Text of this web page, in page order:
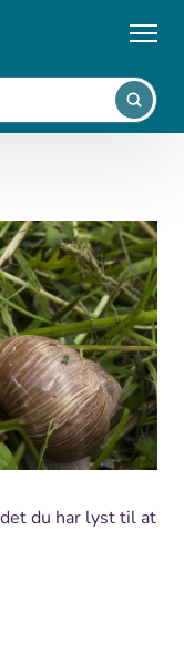
du har lyst til at